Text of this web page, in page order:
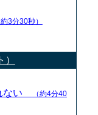
約3分30秒）
ない
（約4分40